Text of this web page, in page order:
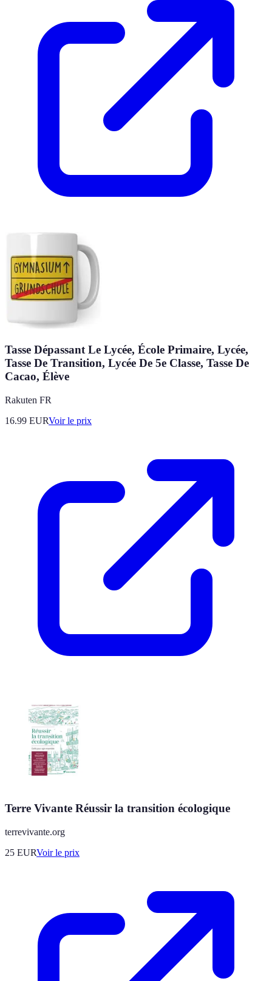
Tasse Dépassant Le Lycée, École Primaire, Lycée,
Tasse De Transition, Lycée De 5e Classe, Tasse De
Cacao, Élève
Rakuten FR
16.99 EURVoir le prix
Terre Vivante Réussir la transition écologique
terrevivante.org
25 EURVoir le prix